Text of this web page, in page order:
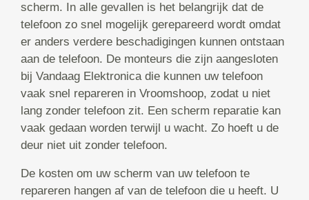
scherm. In alle gevallen is het belangrijk dat de
telefoon zo snel mogelijk gerepareerd wordt omdat
er anders verdere beschadigingen kunnen ontstaan
aan de telefoon. De monteurs die zijn aangesloten
bij Vandaag Elektronica die kunnen uw telefoon
vaak snel repareren in Vroomshoop, zodat u niet
lang zonder telefoon zit. Een scherm reparatie kan
vaak gedaan worden terwijl u wacht. Zo hoeft u de
deur niet uit zonder telefoon.
De kosten om uw scherm van uw telefoon te
repareren hangen af van de telefoon die u heeft. U